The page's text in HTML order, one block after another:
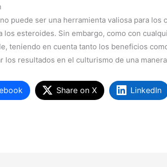
puede ser una herramienta valiosa para
los esteroides. Sin embargo, como con
teniendo en cuenta tanto los beneficios
los resultados en el culturismo de una
Share on X LinkedIn